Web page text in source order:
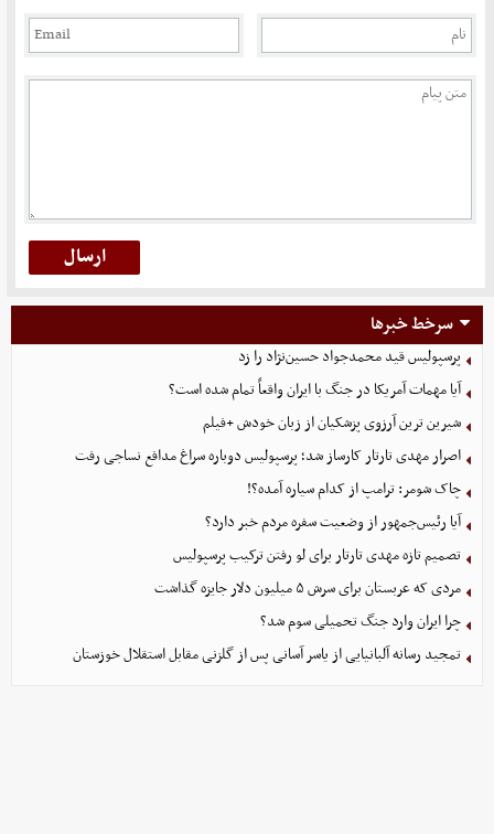
سرخط خبرها
پرسپولیس قید محمدجواد حسین‌نژاد را زد
آیا مهمات آمریکا در جنگ با ایران واقعاً تمام شده است؟
شیرین ترین آرزوی پزشکیان از زبان خودش +فیلم
اصرار مهدی تارتار کارساز شد؛ پرسپولیس دوباره سراغ مدافع نساجی رفت
چاک شومر: ترامپ از کدام سیاره آمده؟!
آیا رئیس‌جمهور از وضعیت سفره مردم خبر دارد؟
تصمیم تازه مهدی تارتار برای لو رفتن ترکیب پرسپولیس
مردی که عربستان برای سرش ۵ میلیون دلار جایزه گذاشت
چرا ایران وارد جنگ تحمیلی سوم شد؟
تمجید رسانه آلبانیایی از یاسر آسانی پس از گلزنی مقابل استقلال خوزستان